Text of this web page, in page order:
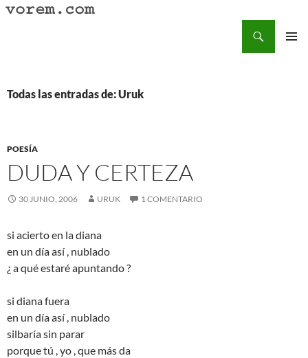
Saltar
Todas las entradas de: Uruk
POESÍA
DUDA Y CERTEZA
30 JUNIO, 2006 URUK 1 COMENTARIO
si acierto en la diana
en un día así , nublado
¿ a qué estaré apuntando ?
si diana fuera
en un día así , nublado
silbaría sin parar
porque tú , yo , que más da